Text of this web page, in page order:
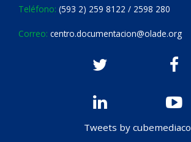
Teléfono: (593 2) 259 8122 / 2598 280
Correo: centro.documentacion@olade.org
Tweets by cubemediaco